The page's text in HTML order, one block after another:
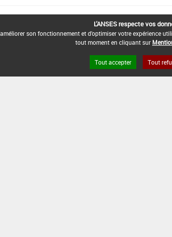
L'ANSES respecte vos
son fonctionnement et d'optimiser votre expérience
tout moment en cliquant sur
Tout accepter Tout